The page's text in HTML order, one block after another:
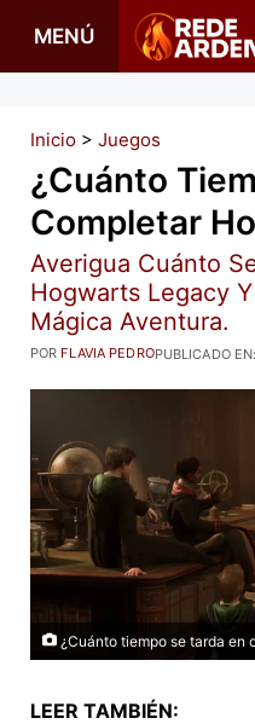
MENÚ
Inicio > Juegos
¿Cuánto
Completar
Averigua Cuánto
Hogwarts Legacy
Mágica Aventura.
PUBLICADO EN:
POR FLAVIA PEDRO
¿Cuánto tiempo se tarda en
LEER TAMBIÉN: